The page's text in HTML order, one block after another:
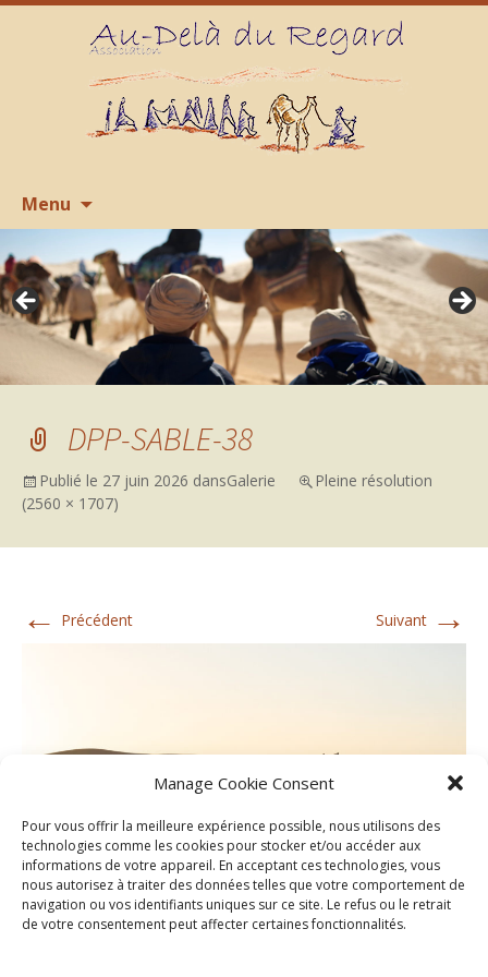
Manage Cookie Consent
Pour vous offrir la meilleure expérience possible, nous utilisons des
technologies comme les cookies pour stocker et/ou accéder aux
informations de votre appareil. En acceptant ces technologies, vous
nous autorisez à traiter des données telles que votre comportement de
navigation ou vos identifiants uniques sur ce site. Le refus ou le retrait
de votre consentement peut affecter certaines fonctionnalités.
Menu
contenu
DPP-SABLE-38
Publié le 27 juin 2026 dansGalerie
Pleine résolution
(2560 × 1707)
← Précédent Suivant →